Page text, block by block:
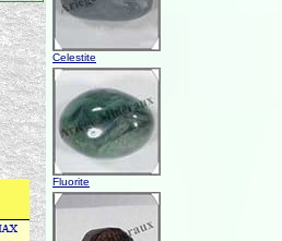
Celestite
Fluorite